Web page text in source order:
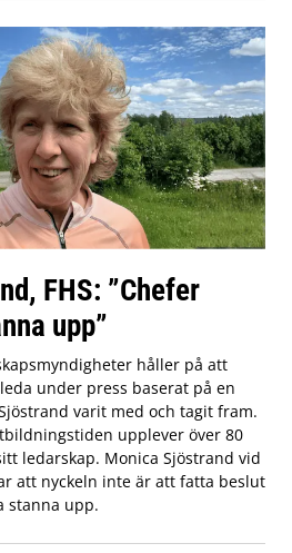
FHS: ”Chefer
upp”
håller på att
under press baserat på en
varit med och tagit fram.
upplever över 80
ledarskap. Monica Sjöstrand vid
att nyckeln inte är att fatta beslut
stanna upp.